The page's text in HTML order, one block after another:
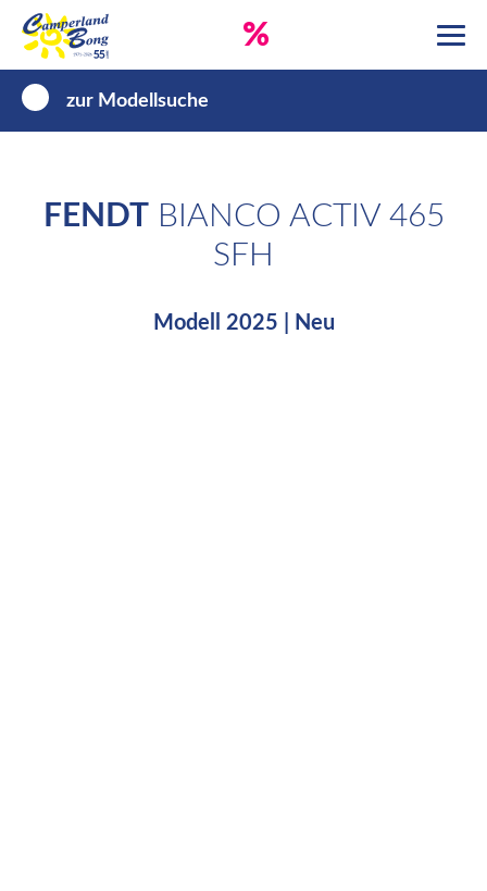
%
zur Modellsuche
FENDTBIANCO ACTIV 465
SFH
Modell 2025 | Neu